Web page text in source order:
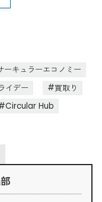
ーキュラーエコノミー
イデー
買取り
Circular Hub